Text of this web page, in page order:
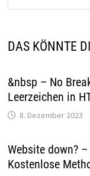
DAS KÖNNTE
&nbsp – No
Leerzeichen in
8. Dezember 2023
Website down?
Kostenlose